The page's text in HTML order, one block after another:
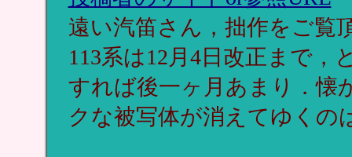
遠い汽笛さん，拙作をご覧
113系は12月4日改正まで
すれば後一ヶ月あまり．懐
クな被写体が消えてゆくの